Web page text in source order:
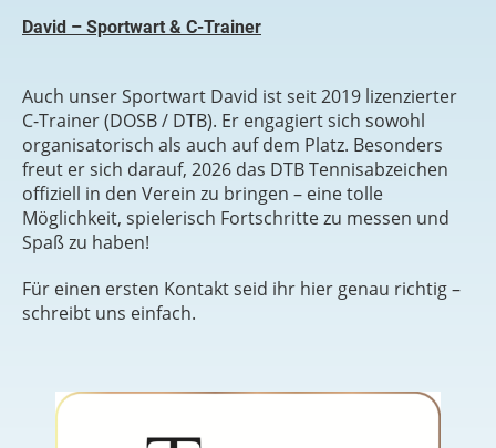
David – Sportwart & C-Trainer
Auch unser Sportwart David ist seit 2019 lizenzierter
C-Trainer (DOSB / DTB). Er engagiert sich sowohl
organisatorisch als auch auf dem Platz. Besonders
freut er sich darauf, 2026 das DTB Tennisabzeichen
offiziell in den Verein zu bringen – eine tolle
Möglichkeit, spielerisch Fortschritte zu messen und
Spaß zu haben!
Für einen ersten Kontakt seid ihr hier genau richtig –
schreibt uns einfach.